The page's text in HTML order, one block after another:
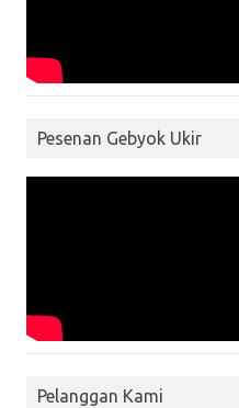
Pesenan Gebyok Ukir
Pelanggan Kami